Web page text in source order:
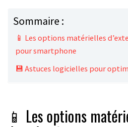
Sommaire :
📱 Les options matérielles
pour smartphone
💾 Astuces logicielles pour
📱 Les options